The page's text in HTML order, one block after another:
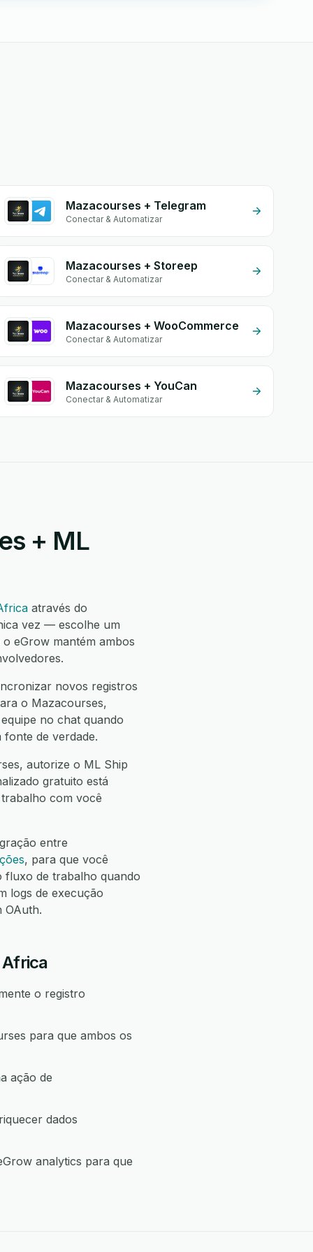
Mazacourses + Telegram
Conectar & Automatizar
Mazacourses + Storeep
Conectar & Automatizar
Mazacourses + WooCommerce
Conectar & Automatizar
Mazacourses + YouCan
Conectar & Automatizar
+ ML
através do
vez — escolhe um
eGrow mantém ambos
novos registros
o Mazacourses,
no chat quando
fonte de verdade.
autorize o ML Ship
gratuito está
com você
entre
, para que você
fluxo de trabalho quando
logs de execução
OAuth.
o registro
para que ambos os
ação de
dados
analytics para que